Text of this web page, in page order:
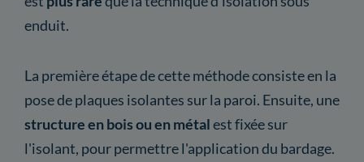
enduit.
La première étape de cette méthode consiste en la
pose de plaques isolantes sur la paroi. Ensuite, une
structure en bois ou en métalest fixée sur
l'isolant, pour permettre l'application du bardage.